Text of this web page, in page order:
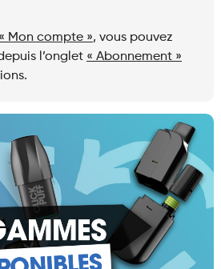
« Mon compte », vous pouvez
l’onglet « Abonnement »